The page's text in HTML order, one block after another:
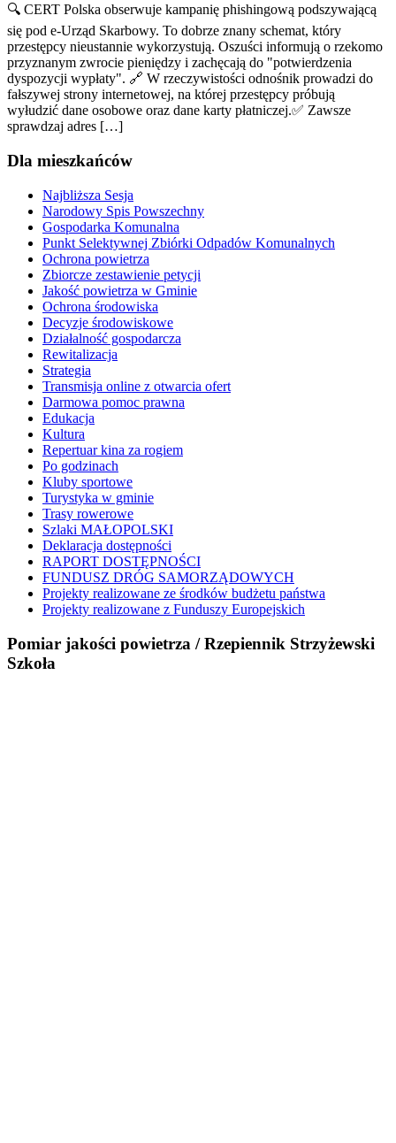
🔍 CERT Polska obserwuje kampanię phishingową podszywającą
się pod e-Urząd Skarbowy. To dobrze znany schemat, który
przestępcy nieustannie wykorzystują. Oszuści informują o rzekomo
przyznanym zwrocie pieniędzy i zachęcają do "potwierdzenia
dyspozycji wypłaty". 🔗 W rzeczywistości odnośnik prowadzi do
fałszywej strony internetowej, na której przestępcy próbują
wyłudzić dane osobowe oraz dane karty płatniczej.✅ Zawsze
sprawdzaj adres […]
Dla mieszkańców
Najbliższa Sesja
Narodowy Spis Powszechny
Gospodarka Komunalna
Punkt Selektywnej Zbiórki Odpadów Komunalnych
Ochrona powietrza
Zbiorcze zestawienie petycji
Jakość powietrza w Gminie
Ochrona środowiska
Decyzje środowiskowe
Działalność gospodarcza
Rewitalizacja
Strategia
Transmisja online z otwarcia ofert
Darmowa pomoc prawna
Edukacja
Kultura
Repertuar kina za rogiem
Po godzinach
Kluby sportowe
Turystyka w gminie
Trasy rowerowe
Szlaki MAŁOPOLSKI
Deklaracja dostępności
RAPORT DOSTĘPNOŚCI
FUNDUSZ DRÓG SAMORZĄDOWYCH
Projekty realizowane ze środków budżetu państwa
Projekty realizowane z Funduszy Europejskich
Pomiar jakości powietrza / Rzepiennik Strzyżewski
Szkoła